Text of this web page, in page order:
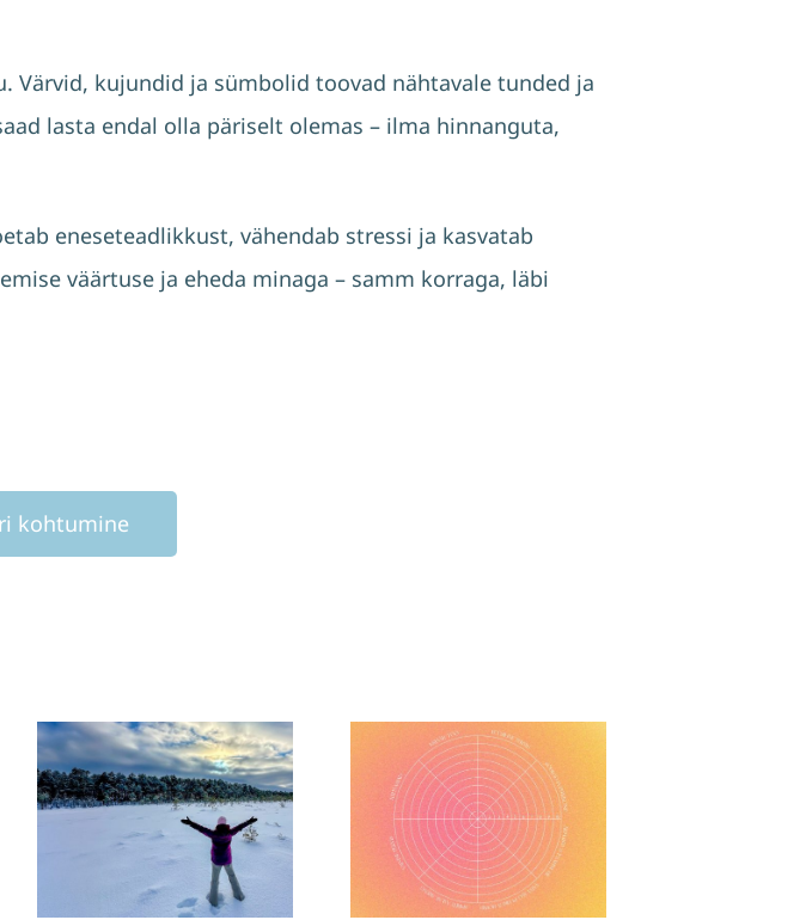
Värvid, kujundid ja sümbolid toovad nähtavale tunded ja
lasta endal olla päriselt olemas – ilma hinnanguta,
eneseteadlikkust, vähendab stressi ja kasvatab
väärtuse ja eheda minaga – samm korraga, läbi
kohtumine